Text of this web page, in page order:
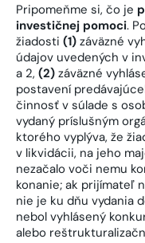
Pripomeňme si, čo je
investičnej pomoci.
žiadosti (1) záväzné
údajov uvedených v
a 2, (2) záväzné
postavení
činnosť v súlade s
vydaný príslušným
ktorého vyplýva, že
v likvidácii, na jeho
nezačalo voči nemu
konanie; ak prijímateľ
nie je ku dňu vydania
nebol vyhlásený
alebo